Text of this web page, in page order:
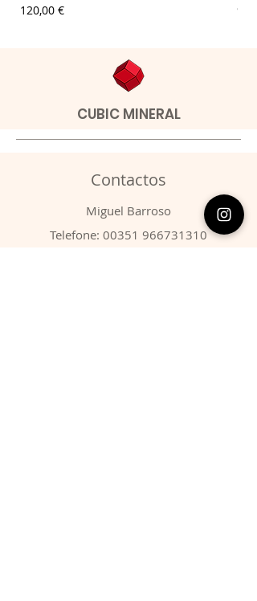
Preço
120,00 € 9,00
CUBIC MINERAL
Contactos
​Miguel Barroso
Telefone: 00351 966731310